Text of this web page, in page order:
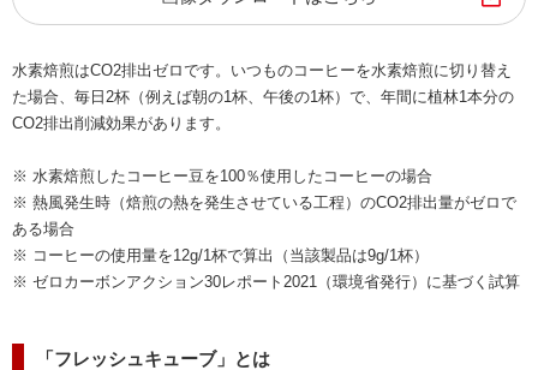
水素焙煎はCO2排出ゼロです。いつものコーヒーを水素焙煎に切り替え
た場合、毎日2杯（例えば朝の1杯、午後の1杯）で、年間に植林1本分の
CO2排出削減効果があります。
※ 水素焙煎したコーヒー豆を100％使用したコーヒーの場合
※ 熱風発生時（焙煎の熱を発生させている工程）のCO2排出量がゼロで
ある場合
※ コーヒーの使用量を12g/1杯で算出（当該製品は9g/1杯）
※ ゼロカーボンアクション30レポート2021（環境省発行）に基づく試算
「フレッシュキューブ」とは